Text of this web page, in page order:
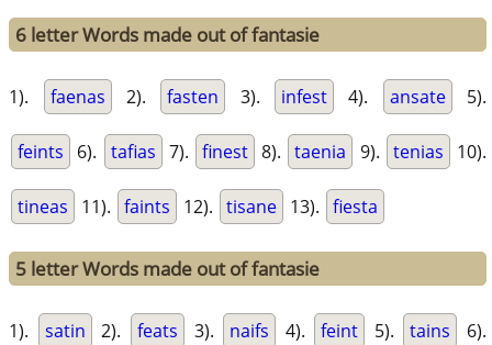
6 letter Words made out of fantasie
1). faenas 2). fasten 3). infest 4). ansate 5).
feints 6). tafias 7). finest 8). taenia 9). tenias 10).
tineas 11). faints 12). tisane 13). fiesta
5 letter Words made out of fantasie
1). satin 2). feats 3). naifs 4). feint 5). tains 6).